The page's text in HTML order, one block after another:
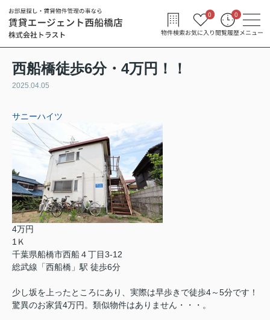
物件検索お気に入り
0
閲覧履歴
0
メニュー
西船橋徒歩6分・4万円！！
2025.04.05
サニーハイツ
4万円
1Ｋ
千葉県船橋市西船４丁目3-12
総武線「西船橋」駅 徒歩6分
少し坂を上ったところにあり、実際は早歩きで徒歩4～5分です！
驚異のお家賃4万円。類似物件はありません・・・。